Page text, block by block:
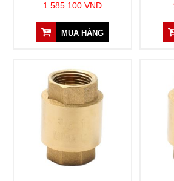
1.585.100 VNĐ
MUA HÀNG